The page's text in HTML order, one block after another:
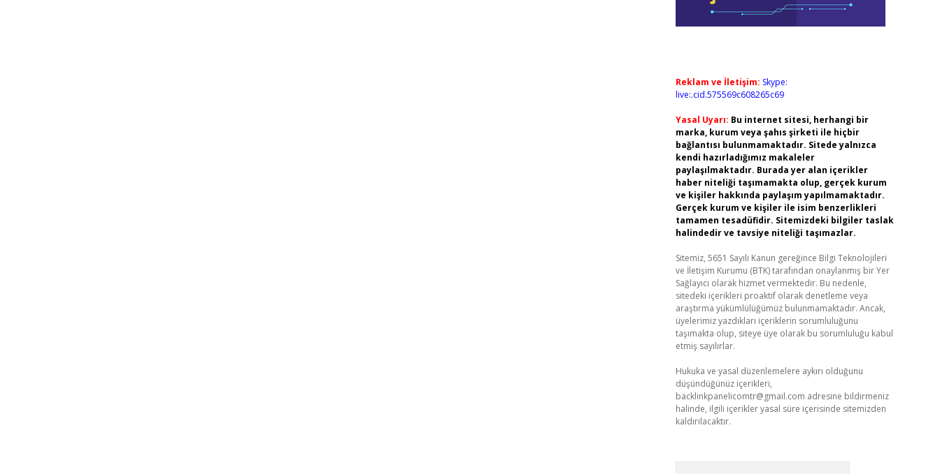
Reklam ve İletişim: Skype:
live:.cid.575569c608265c69
Yasal Uyarı: Bu internet sitesi, herhangi bir
marka, kurum veya şahıs şirketi ile hiçbir
bağlantısı bulunmamaktadır. Sitede yalnızca
kendi hazırladığımız makaleler
paylaşılmaktadır. Burada yer alan içerikler
haber niteliği taşımamakta olup, gerçek kurum
ve kişiler hakkında paylaşım yapılmamaktadır.
Gerçek kurum ve kişiler ile isim benzerlikleri
tamamen tesadüfidir. Sitemizdeki bilgiler taslak
halindedir ve tavsiye niteliği taşımazlar.
Sitemiz, 5651 Sayılı Kanun gereğince Bilgi Teknolojileri
ve İletişim Kurumu (BTK) tarafından onaylanmış bir Yer
Sağlayıcı olarak hizmet vermektedir. Bu nedenle,
sitedeki içerikleri proaktif olarak denetleme veya
araştırma yükümlülüğümüz bulunmamaktadır. Ancak,
üyelerimiz yazdıkları içeriklerin sorumluluğunu
taşımakta olup, siteye üye olarak bu sorumluluğu kabul
etmiş sayılırlar.
Hukuka ve yasal düzenlemelere aykırı olduğunu
düşündüğünüz içerikleri,
backlinkpanelicomtr@gmail.com adresine bildirmeniz
halinde, ilgili içerikler yasal süre içerisinde sitemizden
kaldırılacaktır.